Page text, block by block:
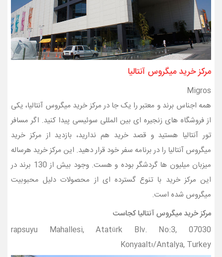
مرکز خرید میگروس آنتالیا
Migros
همه اجناس برند و معتبر را یک جا در مرکز خرید میگروس آنتالیا، یکی
از فروشگاه های زنجیره ای بین المللی سوئیسی پیدا کنید. اگر مسافر
تور آنتالیا هستید و قصد خرید هم ندارید، بازدید از مرکز خرید
میگروس آنتالیا را در برنامه سفر خود قرار دهید. این مرکز خرید هرساله
میزبان میلیون ها گردشگر بوده و هست. وجود بیش از 130 برند در
این مرکز خرید با تنوع گسترده ای از محصولات دلیل محبوبیت
میگروس شده است.
مرکز خرید میگروس آنتالیا کجاست
rapsuyu Mahallesi, Atatürk Blv. No:3, 07030
Konyaaltı/Antalya, Turkey